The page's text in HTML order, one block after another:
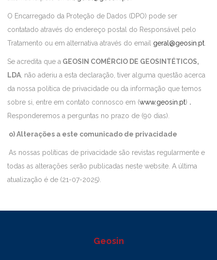
O Encarregado da Proteção de Dados (DPO) pode ser
contatado através do endereço postal do Responsável pelo
Tratamento ou em alternativa através do email geral@geosin.pt
Se acredita que a GEOSIN COMÉRCIO DE GEOSINTÉTICOS,
LDA , não aderiu a esta declaração, tiver alguma questão acerca
da nossa política de privacidade ou da informação que temos
sobre si, entre em contato connosco em (www.geosin.pt) .
Responderemos a perguntas no prazo de (90 dias).
o) Alterações a este comunicado de privacidade
As nossas políticas de privacidade são revistas regularmente e
todas as alterações serão publicadas neste website. A última
atualização é de (21-07-2025).
Geosin